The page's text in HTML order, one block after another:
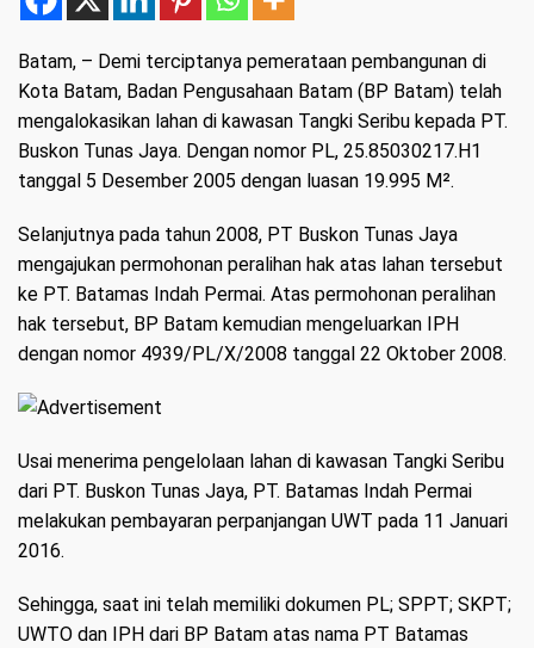
Batam, – Demi terciptanya pemerataan pembangunan di
Kota Batam, Badan Pengusahaan Batam (BP Batam) telah
mengalokasikan lahan di kawasan Tangki Seribu kepada PT.
Buskon Tunas Jaya. Dengan nomor PL, 25.85030217.H1
tanggal 5 Desember 2005 dengan luasan 19.995 M².
Selanjutnya pada tahun 2008, PT Buskon Tunas Jaya
mengajukan permohonan peralihan hak atas lahan tersebut
ke PT. Batamas Indah Permai. Atas permohonan peralihan
hak tersebut, BP Batam kemudian mengeluarkan IPH
dengan nomor 4939/PL/X/2008 tanggal 22 Oktober 2008.
Usai menerima pengelolaan lahan di kawasan Tangki Seribu
dari PT. Buskon Tunas Jaya, PT. Batamas Indah Permai
melakukan pembayaran perpanjangan UWT pada 11 Januari
2016.
Sehingga, saat ini telah memiliki dokumen PL; SPPT; SKPT;
UWTO dan IPH dari BP Batam atas nama PT Batamas